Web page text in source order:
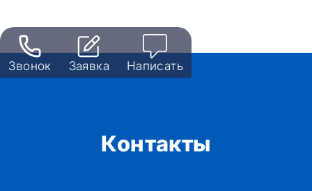
Звонок Заявка Написать
Контакты